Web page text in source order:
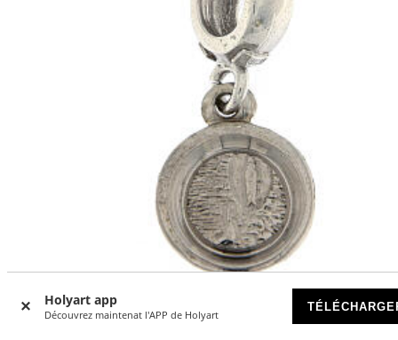
Holyart app
Découvrez maintenat l'APP de Holyart
-15